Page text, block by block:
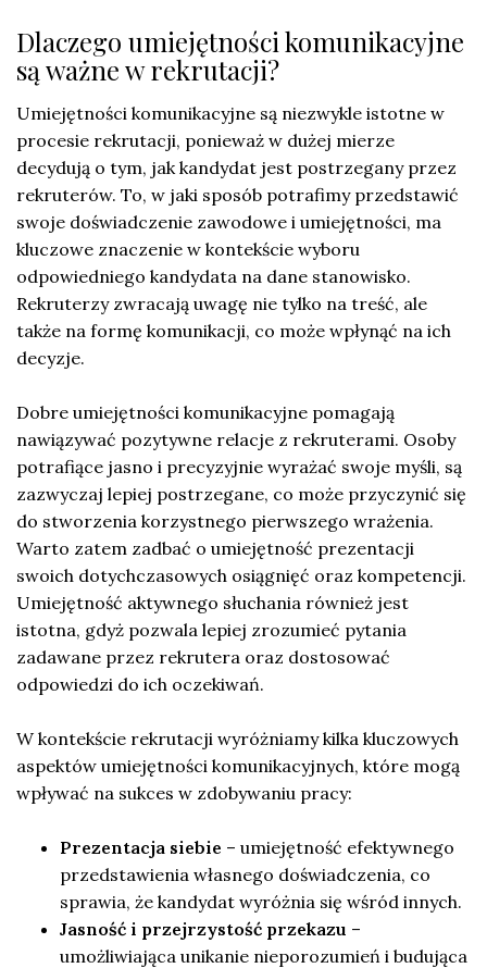
Dlaczego umiejętności komunikacyjne
są ważne w rekrutacji?
Umiejętności komunikacyjne są niezwykle istotne w
procesie rekrutacji, ponieważ w dużej mierze
decydują o tym, jak kandydat jest postrzegany przez
rekruterów. To, w jaki sposób potrafimy przedstawić
swoje doświadczenie zawodowe i umiejętności, ma
kluczowe znaczenie w kontekście wyboru
odpowiedniego kandydata na dane stanowisko.
Rekruterzy zwracają uwagę nie tylko na treść, ale
także na formę komunikacji, co może wpłynąć na ich
decyzje.
Dobre umiejętności komunikacyjne pomagają
nawiązywać pozytywne relacje z rekruterami. Osoby
potrafiące jasno i precyzyjnie wyrażać swoje myśli, są
zazwyczaj lepiej postrzegane, co może przyczynić się
do stworzenia korzystnego pierwszego wrażenia.
Warto zatem zadbać o umiejętność prezentacji
swoich dotychczasowych osiągnięć oraz kompetencji.
Umiejętność aktywnego słuchania również jest
istotna, gdyż pozwala lepiej zrozumieć pytania
zadawane przez rekrutera oraz dostosować
odpowiedzi do ich oczekiwań.
W kontekście rekrutacji wyróżniamy kilka kluczowych
aspektów umiejętności komunikacyjnych, które mogą
wpływać na sukces w zdobywaniu pracy:
Prezentacja siebie – umiejętność efektywnego
przedstawienia własnego doświadczenia, co
sprawia, że kandydat wyróżnia się wśród innych.
Jasność i przejrzystość przekazu –
umożliwiająca unikanie nieporozumień i budująca